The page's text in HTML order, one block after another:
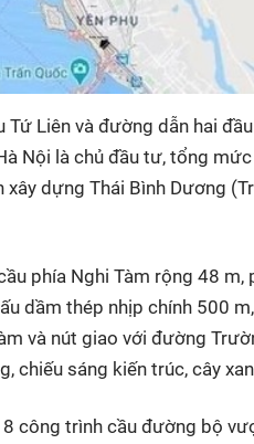
Tứ Liên và đường dẫn hai
Nội là chủ đầu tư, tổng
xây dựng Thái Bình Dương
phía Nghi Tàm rộng 48
dầm thép nhịp chính 500
và nút giao với đường
chiếu sáng kiến trúc, cây
công trình cầu đường bộ